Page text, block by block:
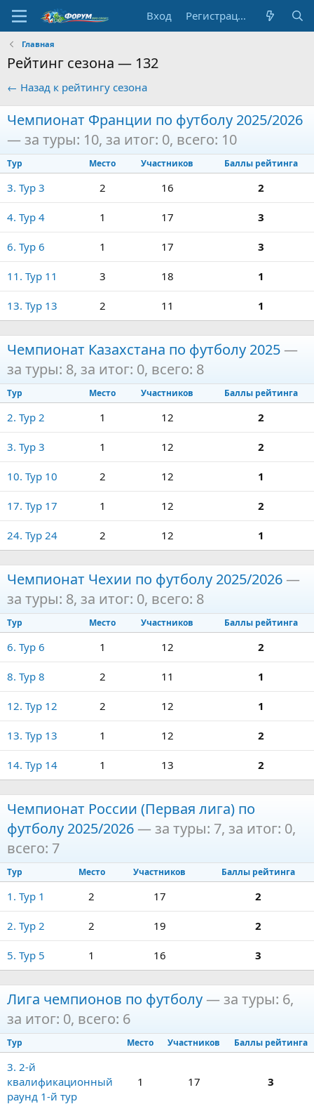
Вход Регистрация
Главная
Рейтинг сезона — 132
← Назад к рейтингу сезона
Чемпионат Франции по футболу 2025/2026
— за туры: 10, за итог: 0, всего: 10
Тур Место Участников Баллы рейтинга
3. Тур 3 2 16 2
4. Тур 4 1 17 3
6. Тур 6 1 17 3
11. Тур 11 3 18 1
13. Тур 13 2 11 1
Чемпионат Казахстана по футболу 2025—
за туры: 8, за итог: 0, всего: 8
Тур Место Участников Баллы рейтинга
2. Тур 2 1 12 2
3. Тур 3 1 12 2
10. Тур 10 2 12 1
17. Тур 17 1 12 2
24. Тур 24 2 12 1
Чемпионат Чехии по футболу 2025/2026—
за туры: 8, за итог: 0, всего: 8
Тур Место Участников Баллы рейтинга
6. Тур 6 1 12 2
8. Тур 8 2 11 1
12. Тур 12 2 12 1
13. Тур 13 1 12 2
14. Тур 14 1 13 2
Чемпионат России (Первая лига) по
футболу 2025/2026— за туры: 7, за итог: 0,
всего: 7
Тур Место Участников Баллы рейтинга
1. Тур 1 2 17 2
2. Тур 2 2 19 2
5. Тур 5 1 16 3
Лига чемпионов по футболу— за туры: 6,
за итог: 0, всего: 6
Тур Место Участников Баллы рейтинга
3. 2-й
квалификационный
раунд 1-й тур
1 17 3